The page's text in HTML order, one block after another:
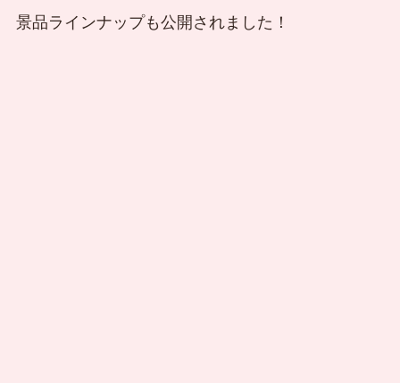
景品ラインナップも公開されました！